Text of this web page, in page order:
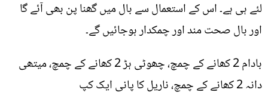
لئے ہی ہے۔ اس کے استعمال سے بال میں گھنا پن بھی آئے گا
اور بال صحت مند اور چمکدار ہوجائیں گے۔
بادام 2 کھانے کے چمچ، چھوٹی ہڑ 2 کھانے کے چمچ، میتھی
دانہ 2 کھانے کے چمچ، ناریل کا پانی ایک کپ